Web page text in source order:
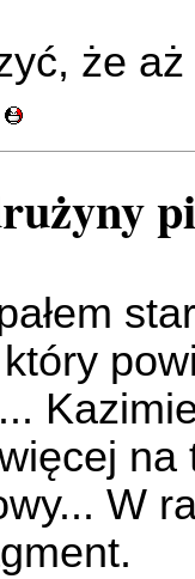
że aż
na
W